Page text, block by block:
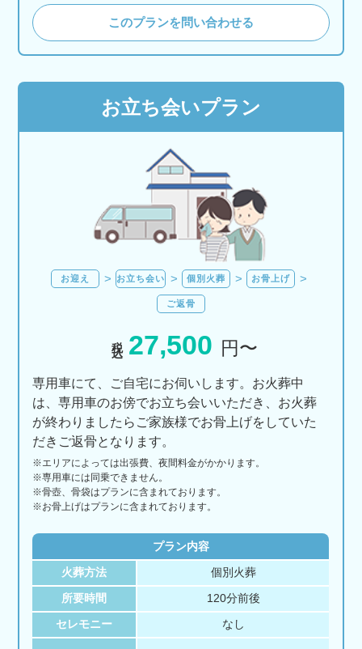
このプランを問い合わせる
お立ち会いプラン
お迎え お立ち会い 個別火葬 お骨上げ
ご返骨
27,500 円〜
専用車にて、ご自宅にお伺いします。お火葬中
は、専用車のお傍でお立ち会いいただき、お火葬
が終わりましたらご家族様でお骨上げをしていた
だきご返骨となります。
※エリアによっては出張費、夜間料金がかかります。
※専用車には同乗できません。
※骨壺、骨袋はプランに含まれております。
※お骨上げはプランに含まれております。
プラン内容
火葬方法 個別火葬
所要時間 120分前後
セレモニー なし